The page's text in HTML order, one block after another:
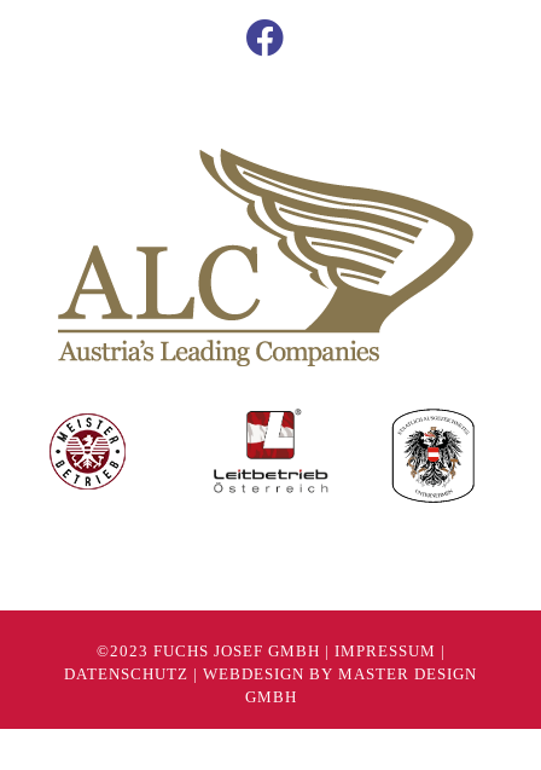
©2023 FUCHS JOSEF GMBH | IMPRESSUM |
DATENSCHUTZ | WEBDESIGN BY MASTER DESIGN
GMBH